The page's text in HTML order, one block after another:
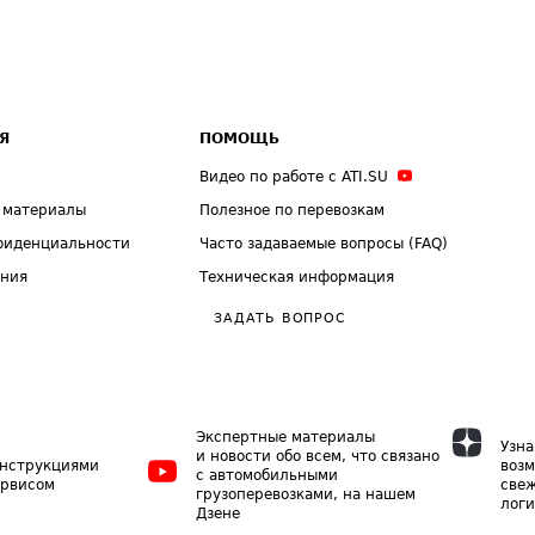
ПОМОЩЬ
Видео по работе с ATI.SU
Полезное по перевозкам
Часто задаваемые вопросы (FAQ)
Техническая информация
ЗАДАТЬ ВОПРОС
Экспертные материалы
и новости обо всем, что связано
с автомобильными
грузоперевозками, на нашем
Дзене